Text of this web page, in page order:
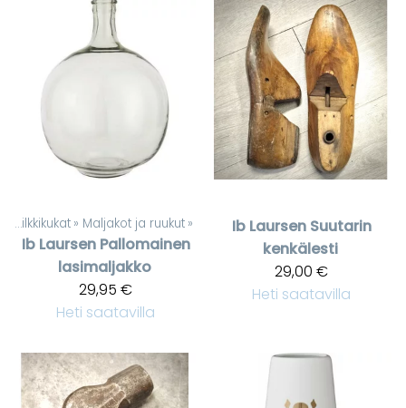
Silkkikukat ‪» Maljakot ja ruukut ‪»
Ib Laursen Pallomainen
lasimaljakko
29,95 €
Heti saatavilla
Ib Laursen Suutarin
kenkälesti
29,00 €
Heti saatavilla